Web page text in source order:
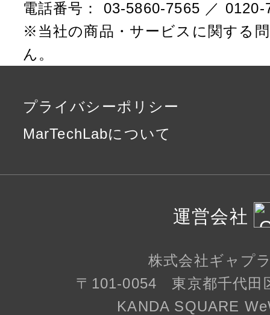
電話番号： 03-5860-7565 ／ 0120-
※当社の商品・サービスに関する
ん。
プライバシーポリシー
MarTechLabについて
運営会社
株式会社ギャプ
〒101-0054 東京都千代田
KANDA SQUARE